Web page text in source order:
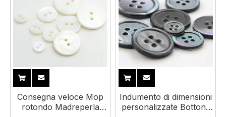
Consegna veloce Mop
rotondo Madreperla
Indumento di dimensioni
personalizzate Bottone